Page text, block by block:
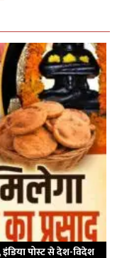
पोस्ट से देश-विदेश